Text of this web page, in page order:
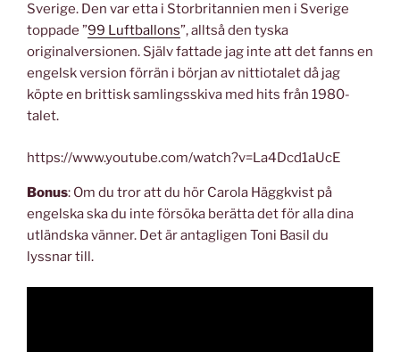
Sverige. Den var etta i Storbritannien men i Sverige
toppade ”99 Luftballons”, alltså den tyska
originalversionen. Själv fattade jag inte att det fanns en
engelsk version förrän i början av nittiotalet då jag
köpte en brittisk samlingsskiva med hits från 1980-
talet.
https://www.youtube.com/watch?v=La4Dcd1aUcE
Bonus: Om du tror att du hör Carola Häggkvist på
engelska ska du inte försöka berätta det för alla dina
utländska vänner. Det är antagligen Toni Basil du
lyssnar till.